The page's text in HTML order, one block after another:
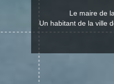
Le maire de
Un habitant de la ville